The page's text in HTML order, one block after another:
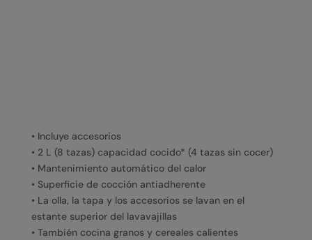
• Incluye accesorios
• 2 L (8 tazas) capacidad cocido* (4 tazas sin cocer)
• Mantenimiento automático del calor
• Superficie de cocción antiadherente
• La olla, la tapa y los accesorios se lavan en el
estante superior del lavavajillas
• También cocina granos y cereales calientes